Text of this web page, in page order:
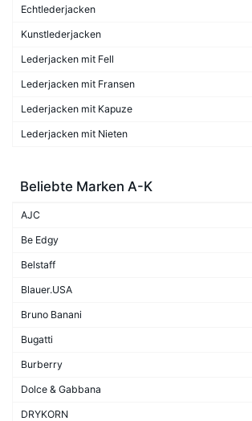
Echtlederjacken
Kunstlederjacken
Lederjacken mit Fell
Lederjacken mit Fransen
Lederjacken mit Kapuze
Lederjacken mit Nieten
Beliebte Marken A-K
AJC
Be Edgy
Belstaff
Blauer.USA
Bruno Banani
Bugatti
Burberry
Dolce & Gabbana
DRYKORN